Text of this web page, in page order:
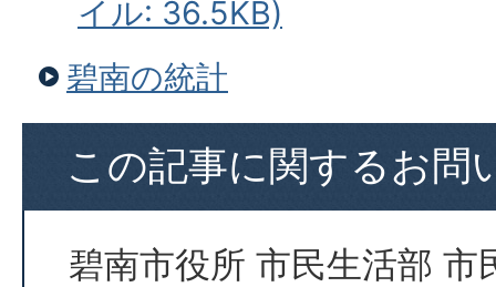
イル: 36.5KB)
碧南の統計
この記事に関するお問
碧南市役所 市民生活部 市